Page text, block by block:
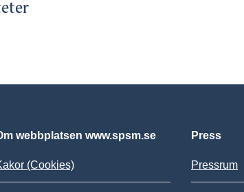
webbplatsen www.spsm.se
(Cookies)
Press
Pressrum